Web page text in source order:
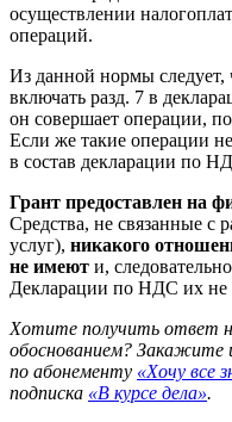
осуществлении
операций.
Из данной нормы
включать разд. 7 в
он совершает операции,
Если же такие операции
в состав декларации по
Грант предоставлен на
Средства, не связанные с
услуг), никакого
не имеют и,
Декларации по НДС их не
Хотите получить ответ
обоснованием? Закажите
по абонементу «Хочу все
подписка «В курсе дела».